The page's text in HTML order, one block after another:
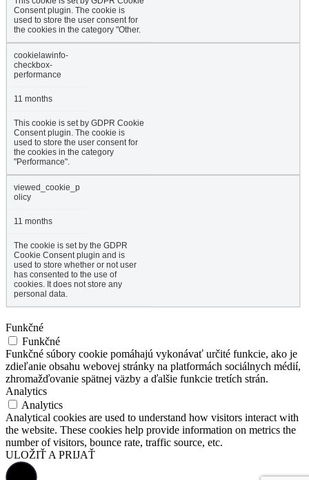
Consent plugin. The cookie is
used to store the user consent for
the cookies in the category "Other.
cookielawinfo-
checkbox-
performance
11 months
This cookie is set by GDPR Cookie
Consent plugin. The cookie is
used to store the user consent for
the cookies in the category
"Performance".
viewed_cookie_p
olicy
11 months
The cookie is set by the GDPR
Cookie Consent plugin and is
used to store whether or not user
has consented to the use of
cookies. It does not store any
personal data.
Funkčné
Funkčné
Funkčné súbory cookie pomáhajú vykonávať určité funkcie, ako je
zdieľanie obsahu webovej stránky na platformách sociálnych médií,
zhromažďovanie spätnej väzby a ďalšie funkcie tretích strán.
Analytics
Analytics
Analytical cookies are used to understand how visitors interact with
the website. These cookies help provide information on metrics the
number of visitors, bounce rate, traffic source, etc.
ULOŽIŤ A PRIJAŤ